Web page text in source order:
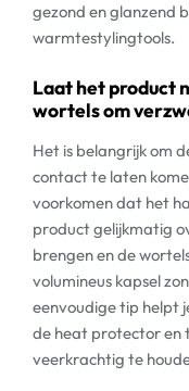
gezond en glanzend
warmtestylingtools.
Laat het product
wortels om
Het is belangrijk om
contact te laten
voorkomen dat het
product gelijkmatig
brengen en de
volumineus kapsel
eenvoudige tip helpt
de heat protector en
veerkrachtig te